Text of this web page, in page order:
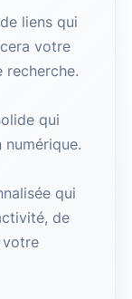
liens qui
votre
recherche.
qui
numérique.
qui
de
votre